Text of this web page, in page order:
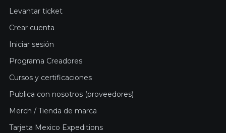
Levantar ticket
Crear cuenta
Iniciar sesión
Programa Creadores
Cursos y certificaciones
Publica con nosotros (proveedores)
Merch / Tienda de marca
Tarjeta Mexico Expeditions